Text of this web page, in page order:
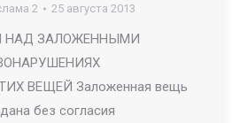
2 25 августа 2013
НАД ЗАЛОЖЕННЫМИ
ВЕЩЕЙ Заложенная вещь
без согласия